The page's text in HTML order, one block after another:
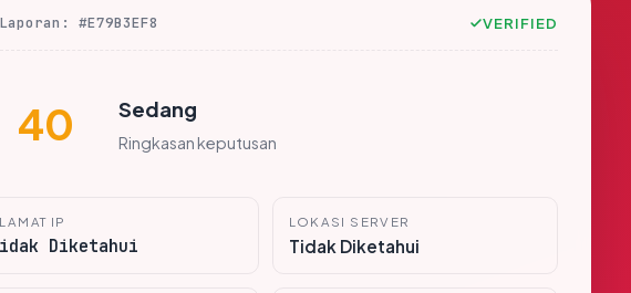
#E79B3EF8 VERIFIED
40 Sedang
Ringkasan keputusan
IP
Diketahui
LOKASI SERVER
Tidak Diketahui